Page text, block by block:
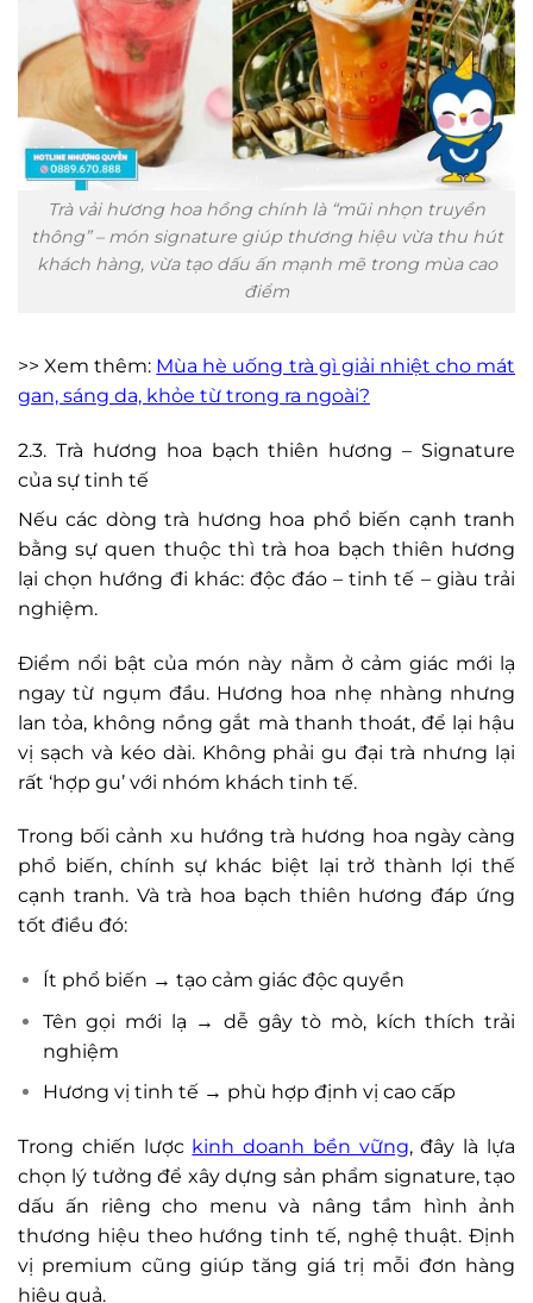
Trà vải hương hoa hồng chính là “mũi nhọn truyền
thông” – món signature giúp thương hiệu vừa thu hút
khách hàng, vừa tạo dấu ấn mạnh mẽ trong mùa cao
điểm
>> Xem thêm: Mùa hè uống trà gì giải nhiệt cho mát
gan, sáng da, khỏe từ trong ra ngoài?
2.3. Trà hương hoa bạch thiên hương – Signature
của sự tinh tế
Nếu các dòng trà hương hoa phổ biến cạnh tranh
bằng sự quen thuộc thì trà hoa bạch thiên hương
lại chọn hướng đi khác: độc đáo – tinh tế – giàu trải
nghiệm.
Điểm nổi bật của món này nằm ở cảm giác mới lạ
ngay từ ngụm đầu. Hương hoa nhẹ nhàng nhưng
lan tỏa, không nồng gắt mà thanh thoát, để lại hậu
vị sạch và kéo dài. Không phải gu đại trà nhưng lại
rất ‘hợp gu’ với nhóm khách tinh tế.
Trong bối cảnh xu hướng trà hương hoa ngày càng
phổ biến, chính sự khác biệt lại trở thành lợi thế
cạnh tranh. Và trà hoa bạch thiên hương đáp ứng
tốt điều đó:
Ít phổ biến → tạo cảm giác độc quyền
Tên gọi mới lạ → dễ gây tò mò, kích thích trải
nghiệm
Hương vị tinh tế → phù hợp định vị cao cấp
Trong chiến lược kinh doanh bền vững, đây là lựa
chọn lý tưởng để xây dựng sản phẩm signature, tạo
dấu ấn riêng cho menu và nâng tầm hình ảnh
thương hiệu theo hướng tinh tế, nghệ thuật. Định
vị premium cũng giúp tăng giá trị mỗi đơn hàng
hiệu quả.